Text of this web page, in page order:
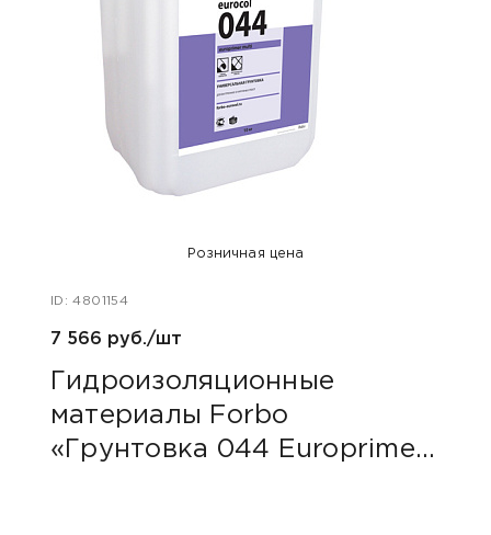
Розничная цена
ID: 4801154
7 566 руб./шт
Гидроизоляционные
материалы Forbo
«Грунтовка 044 Europrimer